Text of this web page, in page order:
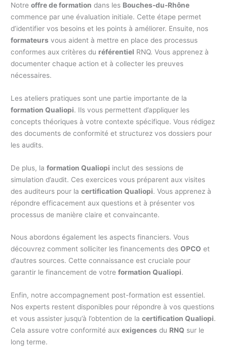
Notreoffre de formation dans les Bouches-du-Rhône
commence par une évaluation initiale. Cette étape permet
d’identifier vos besoins et les points à améliorer. Ensuite, nos
formateurs vous aident à mettre en place des processus
conformes aux critères du référentiel RNQ. Vous apprenez à
documenter chaque action et à collecter les preuves
nécessaires.
Les ateliers pratiques sont une partie importante de la
formation Qualiopi. Ils vous permettent d’appliquer les
concepts théoriques à votre contexte spécifique. Vous rédigez
des documents de conformité et structurez vos dossiers pour
les audits.
De plus, laformation Qualiopi inclut des sessions de
simulation d’audit. Ces exercices vous préparent aux visites
des auditeurs pour lacertification Qualiopi. Vous apprenez à
répondre efficacement aux questions et à présenter vos
processus de manière claire et convaincante.
Nous abordons également les aspects financiers. Vous
découvrez comment solliciter les financements desOPCO et
d’autres sources. Cette connaissance est cruciale pour
garantir le financement de votreformation Qualiopi.
Enfin, notre accompagnement post-formation est essentiel.
Nos experts restent disponibles pour répondre à vos questions
et vous assister jusqu’à l’obtention de lacertification Qualiopi.
Cela assure votre conformité auxexigences du RNQ sur le
long terme.